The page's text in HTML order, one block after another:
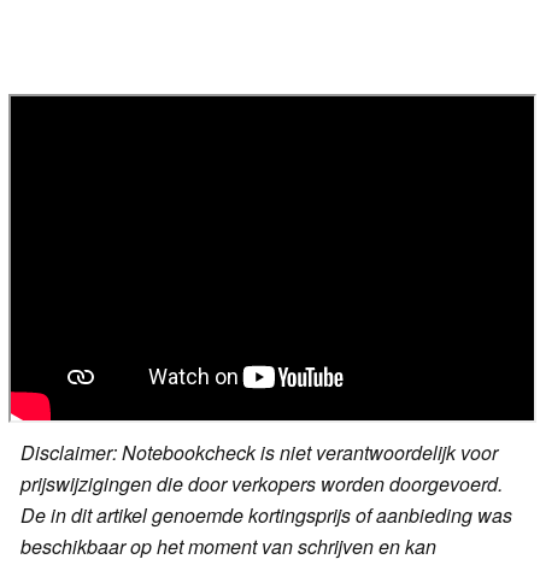
Disclaimer: Notebookcheck is niet verantwoordelijk voor
prijswijzigingen die door verkopers worden doorgevoerd.
De in dit artikel genoemde kortingsprijs of aanbieding was
beschikbaar op het moment van schrijven en kan